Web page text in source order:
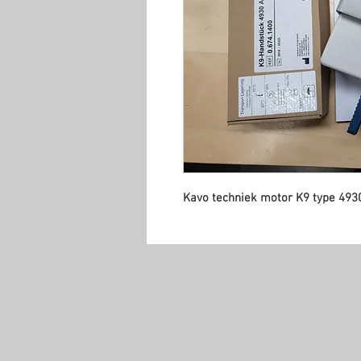
Kavo techniek motor K9 type